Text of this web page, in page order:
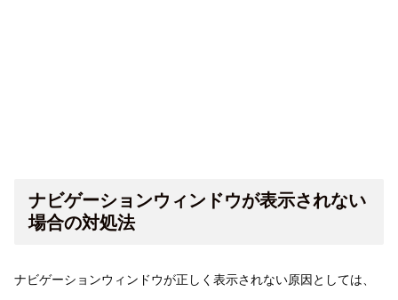
ナビゲーションウィンドウが表示されない
場合の対処法
ナビゲーションウィンドウが正しく表示されない原因としては、